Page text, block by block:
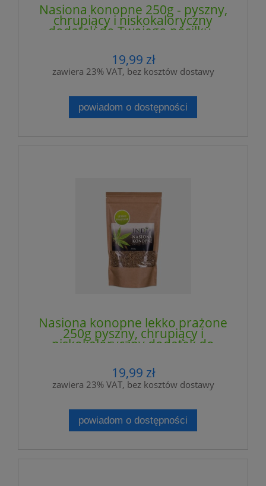
Nasiona konopne 250g - pyszny,
chrupiący i niskokaloryczny
dodatek do Twojego posiłku -
19,99 zł
zawiera 23% VAT, bez kosztów dostawy
powiadom o dostępności
Nasiona konopne lekko prażone
250g pyszny, chrupiący i
niskokaloryczny dodatek do
COSMETICS
19,99 zł
zawiera 23% VAT, bez kosztów dostawy
powiadom o dostępności